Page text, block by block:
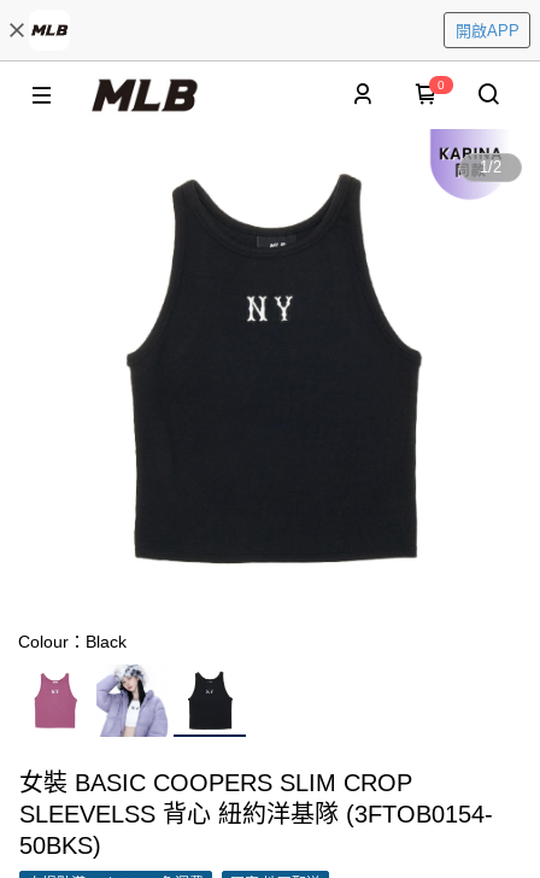
開啟APP
0
1/2
Colour：Black
女裝 BASIC COOPERS SLIM CROP
SLEEVELSS 背心 紐約洋基隊 (3FTOB0154-
50BKS)